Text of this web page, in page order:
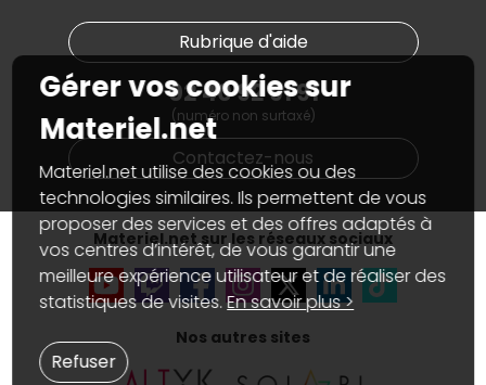
Materiel.net recrute
Notre programme d'affiliation
Partenariat & Sponsoring
Nos marques
Conditions générales de vente
Marketplace
Informations légales
Données personnellesetcookies
Gérer vos cookies
Accessibilité : non conforme
Rubrique d'aide
02 40 92 91 91
(numéro non surtaxé)
Contactez-nous
Materiel.net sur les réseaux sociaux
Nos autres sites
Gérer vos cookies sur
Materiel.net
Materiel.net utilise des cookies ou des
technologies similaires. Ils permettent de vous
proposer des services et des offres adaptés à
vos centres d’intérêt, de vous garantir une
meilleure expérience utilisateur et de réaliser des
statistiques de visites.En savoir plus >
Refuser